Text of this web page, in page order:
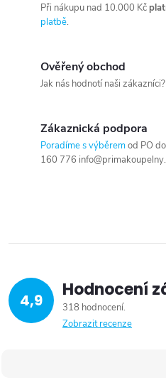
Při nákupu nad 10.000 Kč
platbě.
Ověřený obchod
Jak nás hodnotí naši zákazníci?
Zákaznická podpora
Poradíme s výběremod PO
160 776
4,9 Hodnocení
318 hodnocení
Zobrazit recenze